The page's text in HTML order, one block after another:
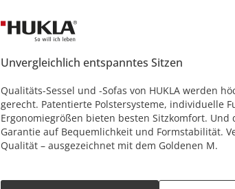
Unvergleichlich entspanntes Sitzen
Qualitäts-Sessel und -Sofas von HUKLA werden
gerecht. Patentierte Polstersysteme, individuelle
Ergonomiegrößen bieten besten Sitzkomfort. Und
Garantie auf Bequemlichkeit und Formstabilität.
Qualität – ausgezeichnet mit dem Goldenen M.